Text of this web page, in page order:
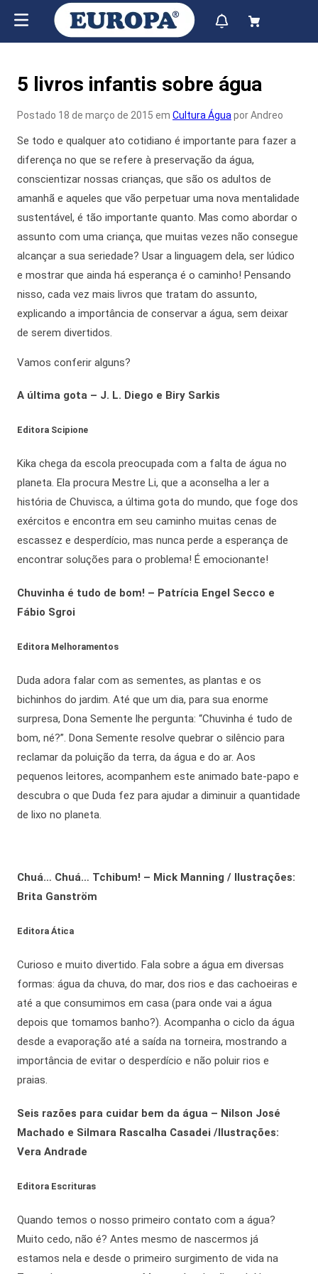
5 livros infantis sobre água
Postado 18 de março de 2015 em Cultura Água por Andreo
Se todo e qualquer ato cotidiano é importante para fazer a
diferença no que se refere à preservação da água,
conscientizar nossas crianças, que são os adultos de
amanhã e aqueles que vão perpetuar uma nova mentalidade
sustentável, é tão importante quanto. Mas como abordar o
assunto com uma criança, que muitas vezes não consegue
alcançar a sua seriedade? Usar a linguagem dela, ser lúdico
e mostrar que ainda há esperança é o caminho! Pensando
nisso, cada vez mais livros que tratam do assunto,
explicando a importância de conservar a água, sem deixar
de serem divertidos.
Vamos conferir alguns?
A última gota – J. L. Diego e Biry Sarkis
Editora Scipione
Kika chega da escola preocupada com a falta de água no
planeta. Ela procura Mestre Li, que a aconselha a ler a
história de Chuvisca, a última gota do mundo, que foge dos
exércitos e encontra em seu caminho muitas cenas de
escassez e desperdício, mas nunca perde a esperança de
encontrar soluções para o problema! É emocionante!
Chuvinha é tudo de bom! – Patrícia Engel Secco e
Fábio Sgroi
Editora Melhoramentos
Duda adora falar com as sementes, as plantas e os
bichinhos do jardim. Até que um dia, para sua enorme
surpresa, Dona Semente lhe pergunta: “Chuvinha é tudo de
bom, né?”. Dona Semente resolve quebrar o silêncio para
reclamar da poluição da terra, da água e do ar. Aos
pequenos leitores, acompanhem este animado bate-papo e
descubra o que Duda fez para ajudar a diminuir a quantidade
de lixo no planeta.
Chuá… Chuá… Tchibum! – Mick Manning / Ilustrações:
Brita Ganström
Editora Ática
Curioso e muito divertido. Fala sobre a água em diversas
formas: água da chuva, do mar, dos rios e das cachoeiras e
até a que consumimos em casa (para onde vai a água
depois que tomamos banho?). Acompanha o ciclo da água
desde a evaporação até a saída na torneira, mostrando a
importância de evitar o desperdício e não poluir rios e
praias.
Seis razões para cuidar bem da água – Nilson José
Machado e Silmara Rascalha Casadei /Ilustrações:
Vera Andrade
Editora Escrituras
Quando temos o nosso primeiro contato com a água?
Muito cedo, não é? Antes mesmo de nascermos já
estamos nela e desde o primeiro surgimento de vida na